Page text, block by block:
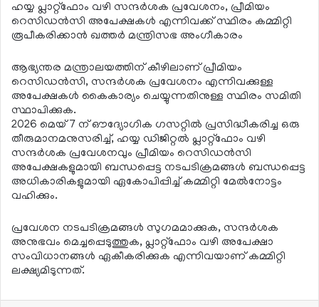
ഹയ്യ പ്ലാറ്റ്ഫോം വഴി സന്ദര്‍ശക പ്രവേശനം, പ്രീമിയം
റെസിഡന്‍സി അപേക്ഷകള്‍ എന്നിവക്ക് സ്ഥിരം കമ്മിറ്റി
രൂപീകരിക്കാന്‍ ഖത്തര്‍ മന്ത്രിസഭ അംഗീകാരം
ആഭ്യന്തര മന്ത്രാലയത്തിന് കീഴിലാണ് പ്രീമിയം
റെസിഡന്‍സി, സന്ദര്‍ശക പ്രവേശനം എന്നിവക്കുള്ള
അപേക്ഷകള്‍ കൈകാര്യം ചെയ്യുന്നതിനുള്ള സ്ഥിരം സമിതി
സ്ഥാപിക്കുക.
2026 മെയ് 7 ന് ഔദ്യോഗിക ഗസറ്റില്‍ പ്രസിദ്ധീകരിച്ച ഒരു
തീരുമാനമനുസരിച്ച്, ഹയ്യ ഡിജിറ്റല്‍ പ്ലാറ്റ്ഫോം വഴി
സന്ദര്‍ശക പ്രവേശനവും പ്രീമിയം റെസിഡന്‍സി
അപേക്ഷകളുമായി ബന്ധപ്പെട്ട നടപടിക്രമങ്ങള്‍ ബന്ധപ്പെട്ട
അധികാരികളുമായി ഏകോപിപ്പിച്ച് കമ്മിറ്റി മേല്‍നോട്ടം
വഹിക്കും.
പ്രവേശന നടപടിക്രമങ്ങള്‍ സുഗമമാക്കുക, സന്ദര്‍ശക
അനുഭവം മെച്ചപ്പെടുത്തുക, പ്ലാറ്റ്ഫോം വഴി അപേക്ഷാ
സംവിധാനങ്ങള്‍ ഏകീകരിക്കുക എന്നിവയാണ് കമ്മിറ്റി
ലക്ഷ്യമിടുന്നത്.